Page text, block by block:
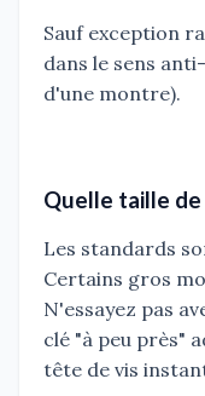
Sauf exception
dans le sens
d'une montre).
Quelle taille
Les standards
Certains gros
N'essayez pas
clé "à peu près"
tête de vis